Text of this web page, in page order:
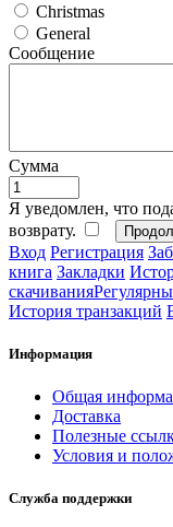
Christmas
General
Сообщение
Сумма
Я уведомлен, что
возврату.
Вход Регистрация
книга Закладки
скачивания
История транзакций
Информация
Общая
Доставка
Полезные
Условия и
Служба поддержки